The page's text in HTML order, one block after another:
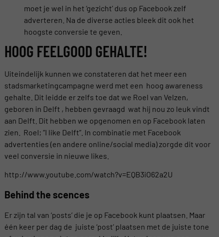
moet je wel in het ‘gezicht’ dus op Facebook zelf
adverteren. Na de diverse acties bleek dit ook het
hoogste conversie te geven.
HOOG FEELGOOD GEHALTE!
Uiteindelijk kunnen we constateren dat het meer een
stadsmarketingcampagne werd met een hoog awareness
gehalte. Dit leidde er zelfs toe dat we Roel van Velzen,
geboren in Delft , hebben gevraagd wat hij nou zo leuk vindt
aan Delft. Dit hebben we opgenomen en op Facebook laten
zien. Roel; ”I like Delft”. In combinatie met Facebook
advertenties (en andere online/social media) zorgde dit voor
veel conversie in nieuwe likes.
http://www.youtube.com/watch?v=EQB3iO62a2U
Behind the scences
Er zijn tal van ‘posts’ die je op Facebook kunt plaatsen. Maar
één keer per dag de juiste ‘post’ plaatsen met de juiste tone